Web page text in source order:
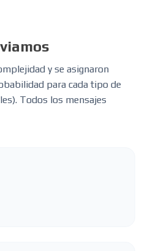
y se asignaron
para cada tipo de
Todos los mensajes